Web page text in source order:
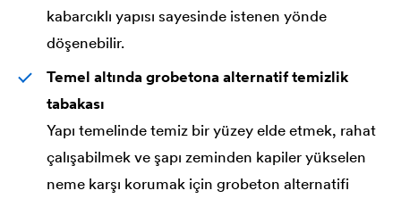
kabarcıklı yapısı sayesinde istenen yönde
döşenebilir.
Temel altında grobetona alternatif temizlik
tabakası
Yapı temelinde temiz bir yüzey elde etmek, rahat
çalışabilmek ve şapı zeminden kapiler yükselen
neme karşı korumak için grobeton alternatifi